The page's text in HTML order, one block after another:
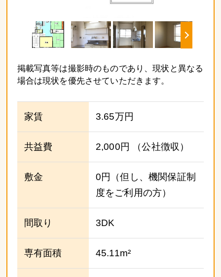
掲載写真等は撮影時のものであり、現状と異なる
場合は現状を優先させていただきます。
家賃 3.65万円
共益費 2,000円 （公社徴収）
敷金
0円（但し、機関保証制
度をご利用の方）
間取り 3DK
専有面積 45.11m²